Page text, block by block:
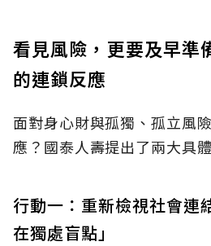
看見風險，更要及早
的連鎖反應
面對身心財與孤獨、孤立風
應？國泰人壽提出了兩大具
行動一：重新檢視社會連
在獨處盲點」